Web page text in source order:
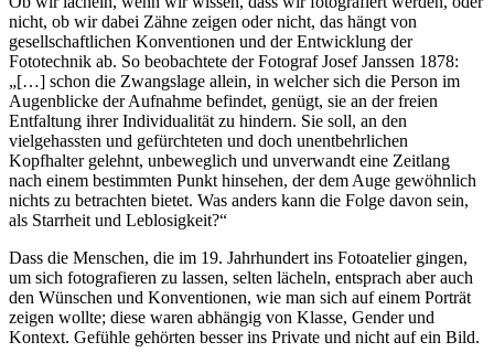
nicht, ob wir dabei Zähne zeigen oder nicht, das hängt von
gesellschaftlichen Konventionen und der Entwicklung der
Fototechnik ab. So beobachtete der Fotograf Josef Janssen 1878:
„[…] schon die Zwangslage allein, in welcher sich die Person im
Augenblicke der Aufnahme befindet, genügt, sie an der freien
Entfaltung ihrer Individualität zu hindern. Sie soll, an den
vielgehassten und gefürchteten und doch unentbehrlichen
Kopfhalter gelehnt, unbeweglich und unverwandt eine Zeitlang
nach einem bestimmten Punkt hinsehen, der dem Auge gewöhnlich
nichts zu betrachten bietet. Was anders kann die Folge davon sein,
als Starrheit und Leblosigkeit?“
Dass die Menschen, die im 19. Jahrhundert ins Fotoatelier gingen,
um sich fotografieren zu lassen, selten lächeln, entsprach aber auch
den Wünschen und Konventionen, wie man sich auf einem Porträt
zeigen wollte; diese waren abhängig von Klasse, Gender und
Kontext. Gefühle gehörten besser ins Private und nicht auf ein Bild.